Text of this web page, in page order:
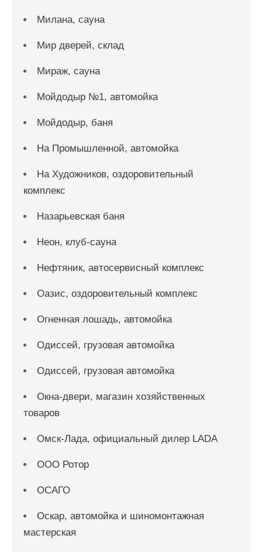
Милана, сауна
Мир дверей, склад
Мираж, сауна
Мойдодыр №1, автомойка
Мойдодыр, баня
На Промышленной, автомойка
На Художников, оздоровительный
комплекс
Назарьевская баня
Неон, клуб-сауна
Нефтяник, автосервисный комплекс
Оазис, оздоровительный комплекс
Огненная лошадь, автомойка
Одиссей, грузовая автомойка
Одиссей, грузовая автомойка
Окна-двери, магазин хозяйственных
товаров
Омск-Лада, официальный дилер LADA
ООО Ротор
ОСАГО
Оскар, автомойка и шиномонтажная
мастерская